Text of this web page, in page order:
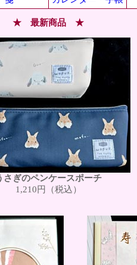
★ 最新商品 ★
さぎのペンケースポーチ
1,210円（税込）